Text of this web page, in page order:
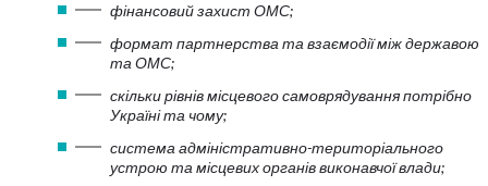
фінансовий захист ОМС;
формат партнерства та взаємодії між державою
та ОМС;
скільки рівнів місцевого самоврядування потрібно
Україні та чому;
система адміністративно-територіального
устрою та місцевих органів виконавчої влади;